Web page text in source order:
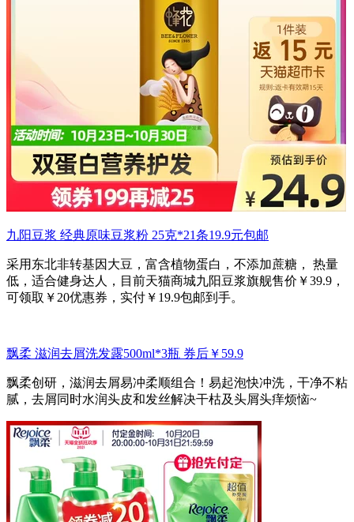
九阳豆浆 经典原味豆浆粉 25克*21条19.9元包邮
采用东北非转基因大豆，富含植物蛋白，不添加蔗糖， 热量
低，适合健身达人，目前天猫商城九阳豆浆旗舰售价￥39.9，
可领取￥20优惠券，实付￥19.9包邮到手。
飘柔 滋润去屑洗发露500ml*3瓶 券后￥59.9
飘柔创研，滋润去屑易冲柔顺组合！易起泡快冲洗，干净不粘
腻，去屑同时水润头皮和发丝解决干枯及头屑头痒烦恼~